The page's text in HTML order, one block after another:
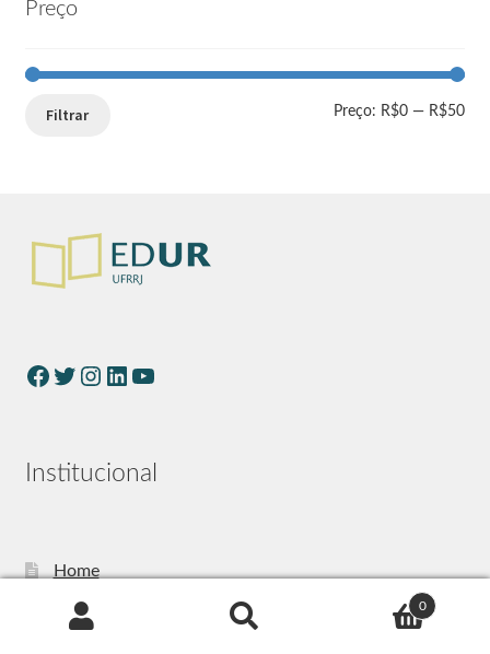
Preço
Filtrar Preço: R$0 — R$50
Institucional
Home
A Editora
Pesquisar
0